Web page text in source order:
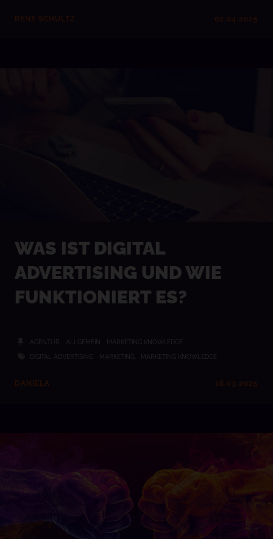
RENÉ SCHULTZ 02.04.2025
WAS IST DIGITAL
ADVERTISING UND WIE
FUNKTIONIERT ES?
AGENTUR ALLGEMEIN MARKETING KNOWLEDGE
DIGITAL ADVERTISING MARKETING MARKETING KNOWLEDGE
DANIELA 18.03.2025